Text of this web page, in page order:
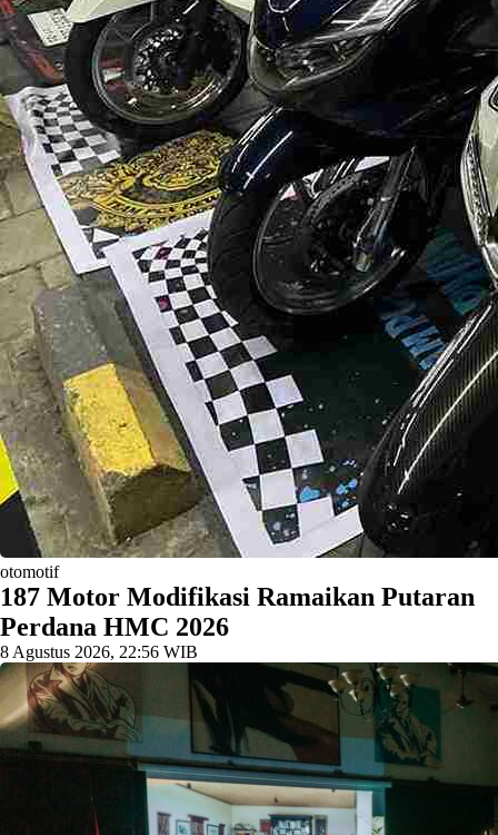
otomotif
187 Motor Modifikasi Ramaikan Putaran
Perdana HMC 2026
8 Agustus 2026, 22:56 WIB